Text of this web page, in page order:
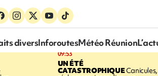
diversInforoutesMétéo Réunion
09:53
UN ÉTÉ
CATASTROPHIQUECanicules,